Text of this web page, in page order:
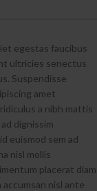
egestas faucibus
ultricies senectus
Suspendisse
amet
a nibh mattis
dignissim
euismod sem ad
nisl mollis
placerat diam
nisl ante